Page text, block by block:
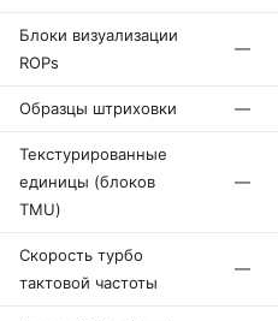
Блоки визуализации
ROPs
—
Образцы штриховки —
Текстурированные
единицы (блоков
TMU)
—
Скорость турбо
тактовой частоты
—